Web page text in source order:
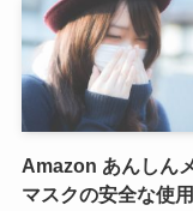
Amazon あんしん
マスクの安全な使